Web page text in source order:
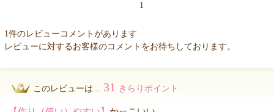
1
1件のレビューコメントがあります
レビューに対するお客様のコメントをお待ちしております。
このレビューは... 31 きらりポイント